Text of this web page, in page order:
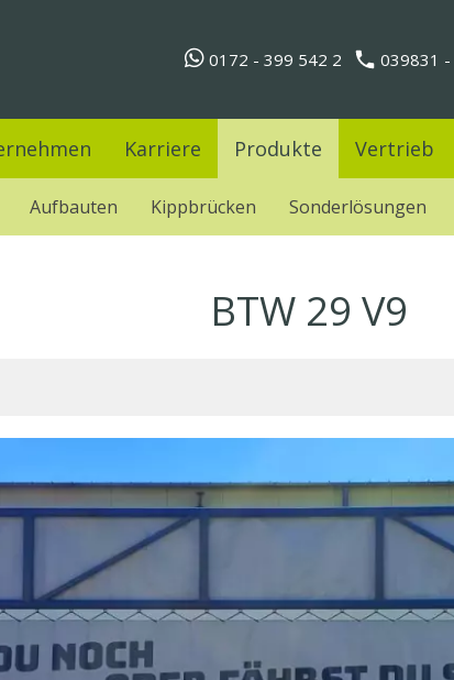
0172 - 399 542 2 039831 -
Karriere Produkte Vertrieb
Aufbauten Kippbrücken Sonderlösungen
BTW 29 V9